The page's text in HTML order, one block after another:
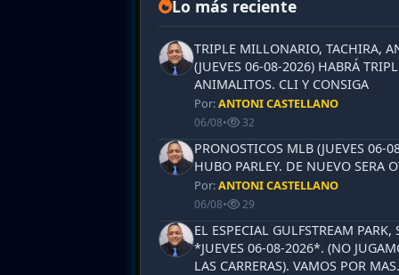
Lo más reciente
TRIPLE MILLONARIO, TACHIRA,
(JUEVES 06-08-2026) HABRÁ
ANIMALITOS. CLI Y CONSIGA
Por:ANTONI CASTELLANO
06/08• 32
PRONOSTICOS MLB (JUEVES 06-
HUBO PARLEY. DE NUEVO SERA
Por:ANTONI CASTELLANO
06/08• 29
EL ESPECIAL GULFSTREAM PARK,
*JUEVES 06-08-2026*. (NO
LAS CARRERAS). VAMOS POR MAS.